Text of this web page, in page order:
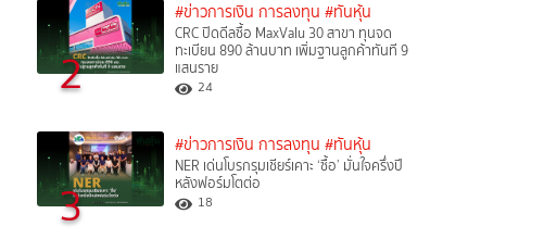
2
#ข่าวการเงิน การลงทุน #ทันหุ้น
CRC ปิดดีลซื้อ MaxValu 30 สาขา ทุนจด
ทะเบียน 890 ล้านบาท เพิ่มฐานลูกค้าทันที 9
แสนราย
24
3
#ข่าวการเงิน การลงทุน #ทันหุ้น
NER เด่นโบรกรุมเชียร์เคาะ ‘ซื้อ’ มั่นใจครึ่งปี
หลังฟอร์มโตต่อ
18